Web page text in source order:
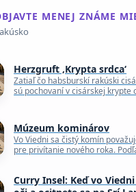
MENEJ ZNÁME
Herzgruft ‚Krypta srdca‘
Zatiaľ čo habsburskí rakúski
sú pochovaní v cisárskej krypte
Múzeum kominárov
Vo Viedni sa čistý komín
pre privítanie nového roka.
Curry Insel: Keď vo